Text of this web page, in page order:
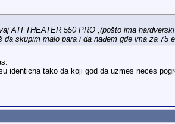
ATI THEATER 550 PRO ,(pošto ima
skupim malo para i da nađem gde ima za 75
identicna tako da koji god da uzmes neces